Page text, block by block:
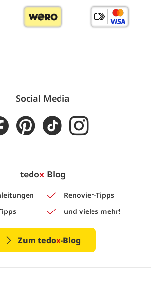
Social Media
tedoxBlog
Renovier-Tipps
und vieles mehr!
Zum tedox-Blog